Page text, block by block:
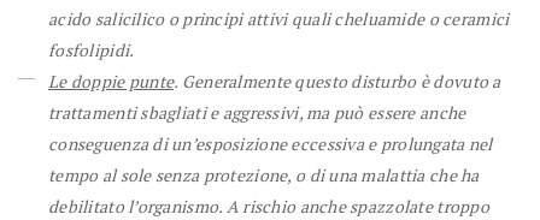
acido salicilico o principi attivi quali cheluamide o ceramici
fosfolipidi.
Le doppie punte. Generalmente questo disturbo è dovuto a
trattamenti sbagliati e aggressivi, ma può essere anche
conseguenza di un’esposizione eccessiva e prolungata nel
tempo al sole senza protezione, o di una malattia che ha
debilitato l’organismo. A rischio anche spazzolate troppo